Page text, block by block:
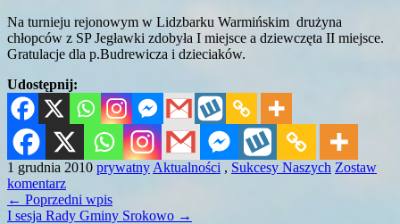
Na turnieju rejonowym w Lidzbarku Warmińskim drużyna
chłopców z SP Jegławki zdobyła I miejsce a dziewczęta II miejsce.
Gratulacje dla p.Budrewicza i dzieciaków.
Udostępnij:
1 grudnia 2010 prywatny Aktualności , Sukcesy Naszych Zostaw
komentarz
← Poprzedni wpis
I sesja Rady Gminy Srokowo →